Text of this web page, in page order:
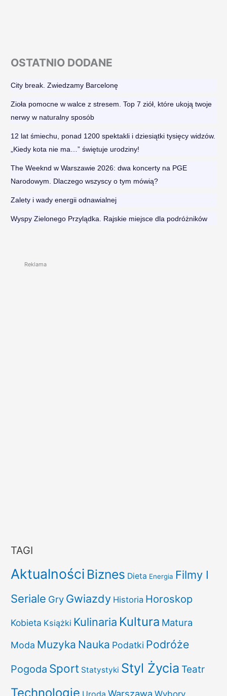
OSTATNIO DODANE
City break. Zwiedzamy Barcelonę​
Zioła pomocne w walce z stresem. Top 7 ziół, które ukoją twoje
nerwy w naturalny sposób
12 lat śmiechu, ponad 1200 spektakli i dziesiątki tysięcy widzów.
„Kiedy kota nie ma…” świętuje urodziny!
The Weeknd w Warszawie 2026: dwa koncerty na PGE
Narodowym. Dlaczego wszyscy o tym mówią?
Zalety i wady energii odnawialnej
Wyspy Zielonego Przylądka. Rajskie miejsce dla podróżników
Reklama
TAGI
Aktualności Biznes Dieta Energia Filmy I
Seriale Gry Gwiazdy Historia Horoskop
Kobieta Książki Kulinaria Kultura Matura
Moda Muzyka Nauka Podatki Podróże
Pogoda Sport Statystyki Styl Życia Teatr
Technologie Uroda Warszawa Wybory